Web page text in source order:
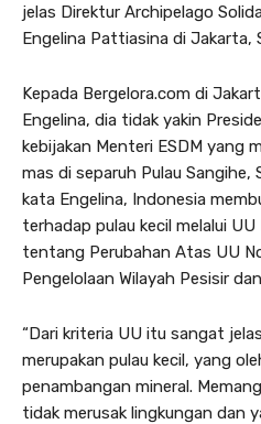
jelas Direktur Archipelago
Engelina Pattiasina di Jakarta,
Kepada Bergelora.com di
Engelina, dia tidak yakin
kebijakan Menteri ESDM yang
mas di separuh Pulau Sangihe,
kata Engelina, Indonesia
terhadap pulau kecil melalui
tentang Perubahan Atas UU
Pengelolaan Wilayah Pesisir
“Dari kriteria UU itu sangat
merupakan pulau kecil, yang
penambangan mineral.
tidak merusak lingkungan dan